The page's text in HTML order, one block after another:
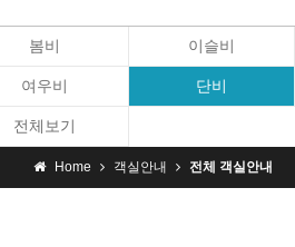
봄비 이슬비
여우비 단비
전체보기
Home 객실안내 전체 객실안내